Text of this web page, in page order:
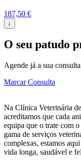
187,50 €
↓
O seu patudo
Agende já a sua
Marcar Consulta
Na Clínica Veterinária
acreditamos que cada
equipa que o trate com
gama de serviços
complexas, estamos
vida longa, saudável e